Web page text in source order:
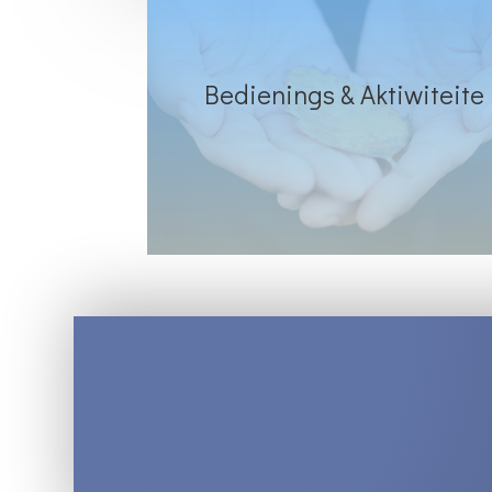
Bedienings & Aktiwiteite